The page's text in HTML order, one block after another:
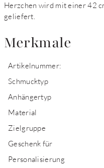
Herzchen wird mit einer 42
geliefert.
Merkmale
Artikelnummer:
Schmucktyp
Anhängertyp
Material
Zielgruppe
Geschenk für
Personalisierung